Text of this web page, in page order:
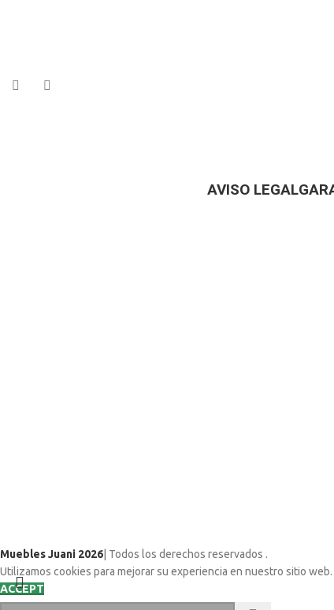
AVISO LEGAL
Muebles Juani 2026 | Todos los derechos reservados .
Utilizamos cookies para mejorar su experiencia en nuestro sitio
ACCEPT